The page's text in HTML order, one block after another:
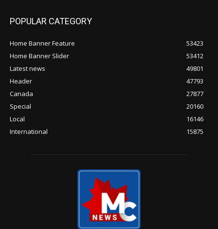
POPULAR CATEGORY
Home Banner Feature
53423
Home Banner Slider
53412
Latest news
49801
Header
47793
Canada
27877
Special
20160
Local
16146
International
15875